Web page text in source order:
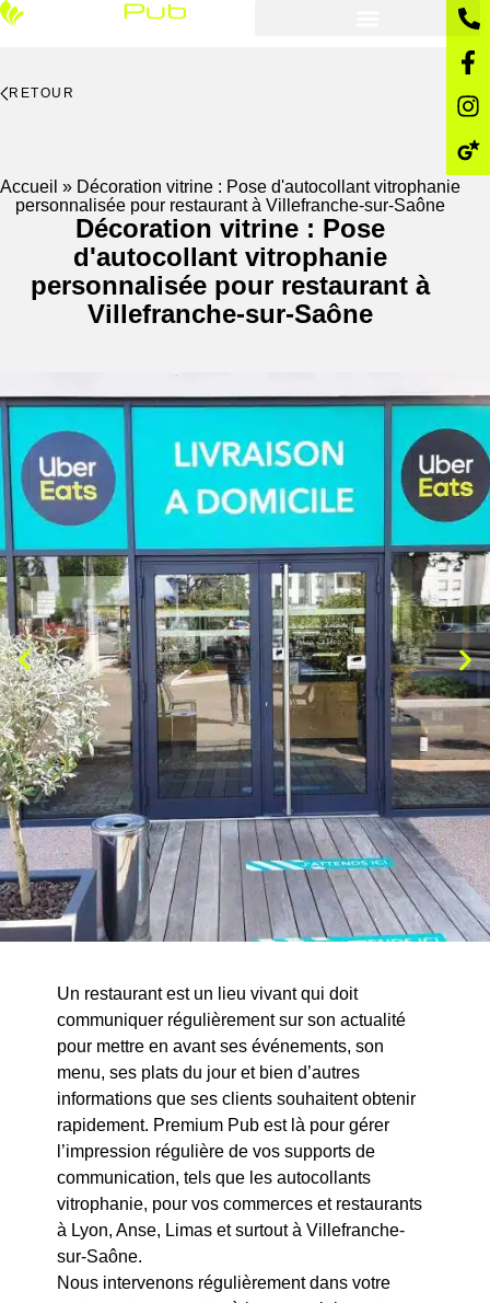
RETOUR
Accueil » Décoration vitrine : Pose d'autocollant vitrophanie
personnalisée pour restaurant à Villefranche-sur-Saône
Décoration vitrine : Pose
d'autocollant vitrophanie
personnalisée pour restaurant à
Villefranche-sur-Saône
Un restaurant est un lieu vivant qui doit
communiquer régulièrement sur son actualité
pour mettre en avant ses événements, son
menu, ses plats du jour et bien d’autres
informations que ses clients souhaitent obtenir
rapidement. Premium Pub est là pour gérer
l’impression régulière de vos supports de
communication, tels que les autocollants
vitrophanie, pour vos commerces et restaurants
à Lyon, Anse, Limas et surtout à Villefranche-
sur-Saône.
Nous intervenons régulièrement dans votre